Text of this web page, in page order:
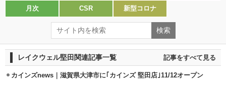
月次 CSR 新型コロナ
レイクウェル堅田関連記事一覧 記事をすべて見る
カインズnews｜滋賀県大津市に｢カインズ 堅田店｣11/12オープン